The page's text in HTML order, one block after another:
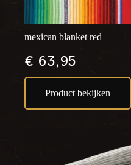
mexican blanket red
€63,95
Product bekijken